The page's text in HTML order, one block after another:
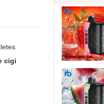
cigi